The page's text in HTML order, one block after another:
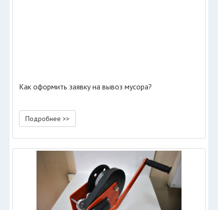
Как оформить заявку на вывоз мусора?
Подробнее >>